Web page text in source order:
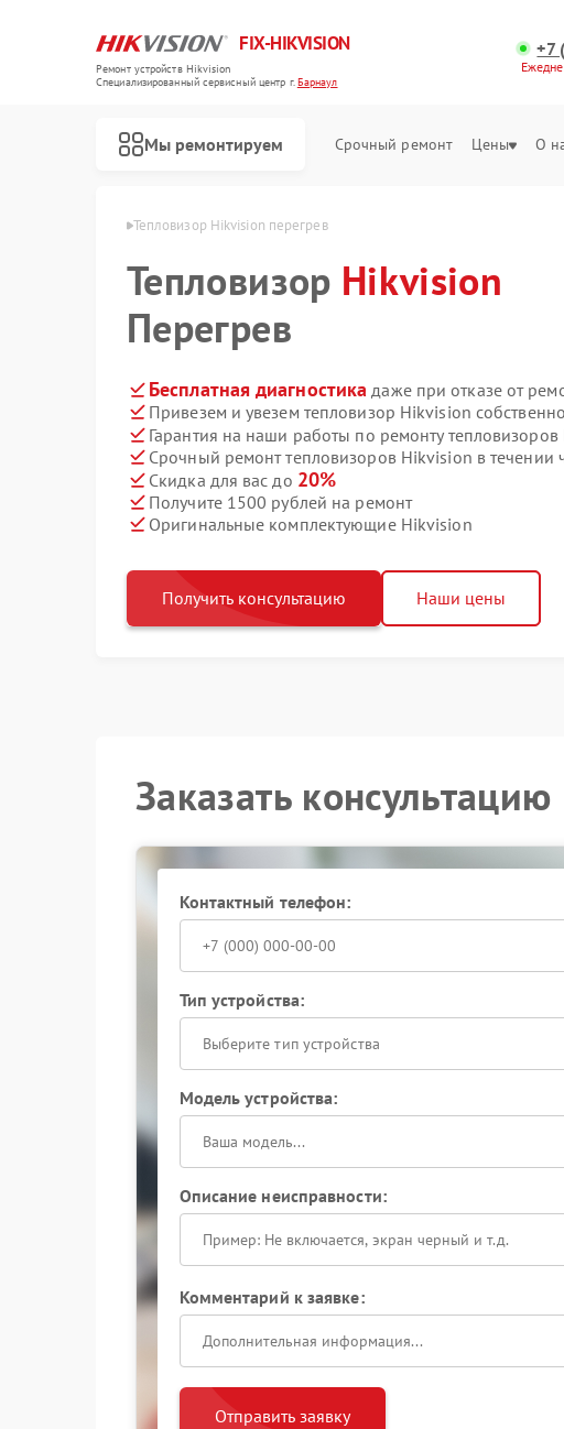
FIX-HIKVISION
Ремонт устройств Hikvision
Специализированный cервисный центр г.Барнаул
+7
Мы ремонтируем Срочный ремонт Цены О
Тепловизор Hikvision перегрев
Тепловизор Hikvision
Перегрев
Бесплатная диагностика даже при отказе от
Привезем и увезем тепловизор Hikvision
Гарантия на наши работы по ремонту
Срочный ремонт тепловизоров Hikvision в течении
Скидка для вас до 20%
Получите 1500 рублей на ремонт
Оригинальные комплектующие Hikvision
Получить консультацию Наши цены
Заказать консультацию
Контактный телефон:
Тип устройства:
Выберите тип устройства
Модель устройства:
Описание неисправности:
Комментарий к заявке:
Отправить заявку